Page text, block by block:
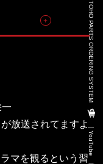
事業
TOHO PARTS ORDERING SYSTEM
YouTube
その他
放送されてますよ
マを観るという習